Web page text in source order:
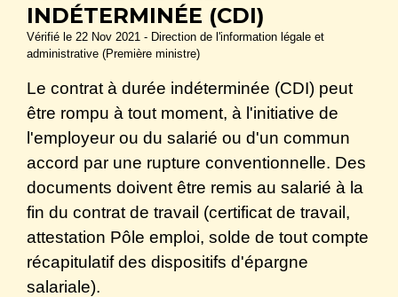
INDÉTERMINÉE (CDI)
Vérifié le 22 Nov 2021 - Direction de l'information légale et
administrative (Première ministre)
Le contrat à durée indéterminée (CDI) peut
être rompu à tout moment, à l'initiative de
l'employeur ou du salarié ou d'un commun
accord par une rupture conventionnelle. Des
documents doivent être remis au salarié à la
fin du contrat de travail (certificat de travail,
attestation Pôle emploi, solde de tout compte
récapitulatif des dispositifs d'épargne
salariale).